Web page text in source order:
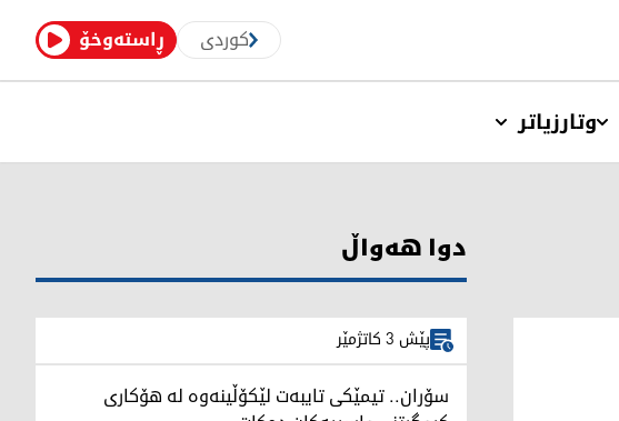
ڕاستەوخۆ کوردی
وتارزیاتر
دوا هەواڵ
پێش 3 کاتژمێر
سۆران.. تیمێکی تایبەت لێکۆڵینەوە لە هۆکاری